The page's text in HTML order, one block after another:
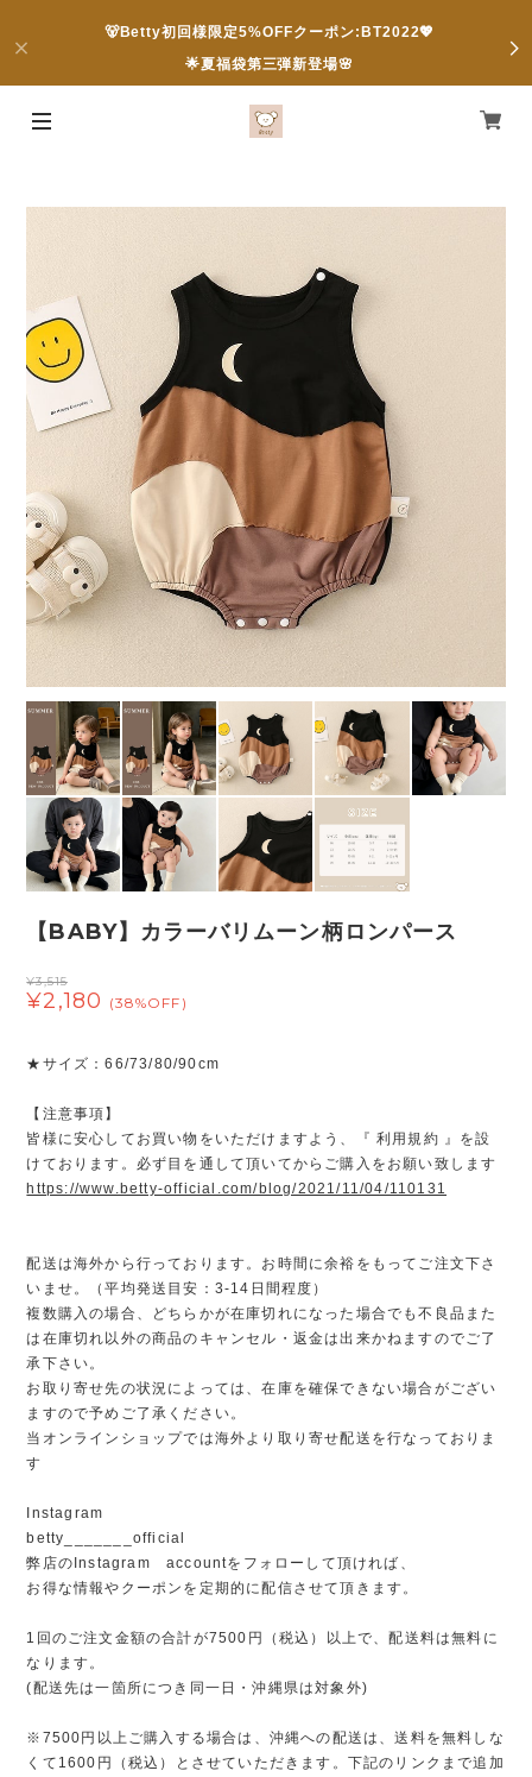
🐻Betty初回様限定5%OFFクーポン:BT2022💖
🌟夏福袋第三弾新登場🌸
【BABY】カラーバリムーン柄ロンパース
¥3,515
¥2,180 (38%OFF)
★サイズ：66/73/80/90cm
【注意事項】
皆様に安心してお買い物をいただけますよう、『 利用規約 』を設
けております。必ず目を通して頂いてからご購入をお願い致します
https://www.betty-official.com/blog/2021/11/04/110131
配送は海外から行っております。お時間に余裕をもってご注文下さ
いませ。（平均発送目安：3-14日間程度）
複数購入の場合、どちらかが在庫切れになった場合でも不良品また
は在庫切れ以外の商品のキャンセル・返金は出来かねますのでご了
承下さい。
お取り寄せ先の状況によっては、在庫を確保できない場合がござい
ますので予めご了承ください。
当オンラインショップでは海外より取り寄せ配送を行なっておりま
す
Instagram
betty_______official
弊店のInstagram accountをフォローして頂ければ、
お得な情報やクーポンを定期的に配信させて頂きます。
1回のご注文金額の合計が7500円（税込）以上で、配送料は無料に
なります。
(配送先は一箇所につき同一日・沖縄県は対象外)
※7500円以上ご購入する場合は、沖縄への配送は、送料を無料しな
くて1600円（税込）とさせていただきます。下記のリンクまで追加